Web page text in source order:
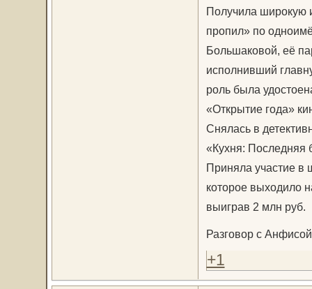
Получила широкую
пропил» по
Большаковой, её
исполнивший
роль была
«Открытие года»
Снялась в
«Кухня: Последняя
Приняла участие в
которое выходило
выиграв 2 млн руб.
Разговор с
+1